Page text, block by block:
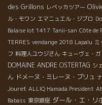
des Grillons レベッカツアー
ル・モワン エマニュエル・ジブロ
Balaise lot 1417 Tanii-san Côte de
TERRES vendange 2018 Lapalu ミ
フ 料理人ユウジさん キューヴェ・
DOMAINE ANDRE OSTERTAG シ
ん ドメーヌ・ミレーヌ・ブリュ
Jouret ALLIQ Hamada President
Babass 東京銀座 ダール・エ・リ